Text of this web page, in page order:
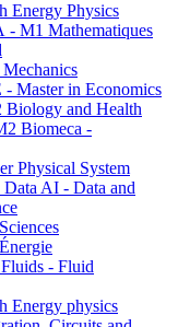
Energy Physics
M1 Mathematiques
Master in Economics
and Health
Biomeca -
Physical System
AI - Data and
- Fluid
Energy physics